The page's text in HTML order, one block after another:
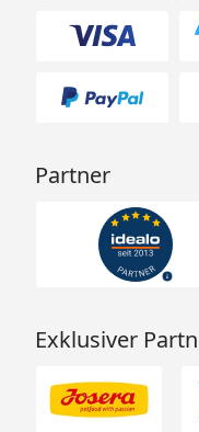
Partner
Exklusiver